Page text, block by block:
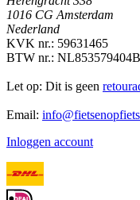
1016 CG Amsterdam
Nederland
KVK nr.: 59631465
BTW nr.:
Let op: Dit is geen
Email:
Inloggen account